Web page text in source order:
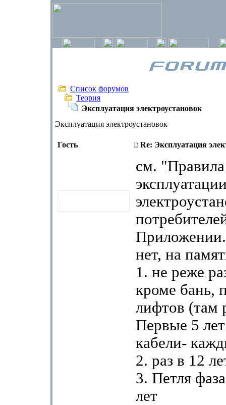
Список форумов
Теория
Эксплуатация электроустановок
Эксплуатация электроустановок
Гость Re: Эксплуатация
см.
нет, на
1. не реже
кроме бань,
лифтов (там
Первые 5
кабели-
2. раз в 12
3. Петля
лет